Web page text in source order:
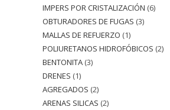
IMPERS POR CRISTALIZACIÓN 6
OBTURADORES DE FUGAS 3
MALLAS DE REFUERZO 1
POLIURETANOS HIDROFÓBICOS 2
BENTONITA 3
DRENES 1
AGREGADOS 2
ARENAS SILICAS 2